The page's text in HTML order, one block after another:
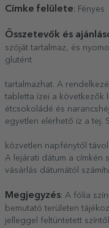
Címke felülete: Fényes
Összetevők és
szóját tartalmaz, és
glutént
tartalmazhat. A
tabletta ízei a következők
étcsokoládé és
egyetlen elérhető íz a tej.
közvetlen napfénytől
A lejárati dátum a címkén
vásárlás dátumától
Megjegyzés: A fólia
bemutató területen
jelleggel feltüntetett